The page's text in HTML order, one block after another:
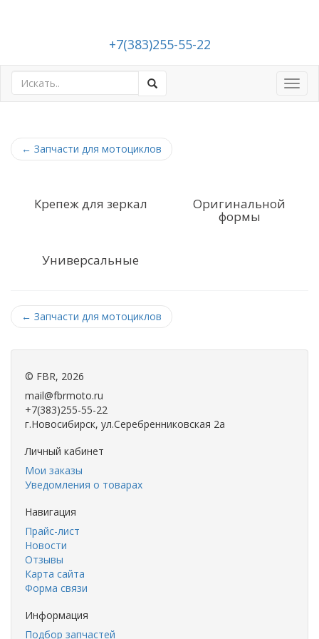
+7(383)255-55-22
← Запчасти для мотоциклов
Крепеж для зеркал Оригинальной
формы
Универсальные
← Запчасти для мотоциклов
© FBR, 2026
mail@fbrmoto.ru
+7(383)255-55-22
г.Новосибирск, ул.Серебренниковская 2а
Личный кабинет
Мои заказы
Уведомления о товарах
Навигация
Прайс-лист
Новости
Отзывы
Карта сайта
Форма связи
Информация
Подбор запчастей